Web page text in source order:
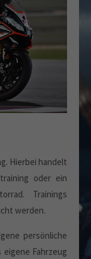
Hierbei handelt
oder ein
Trainings
werden.
persönliche
Fahrzeug